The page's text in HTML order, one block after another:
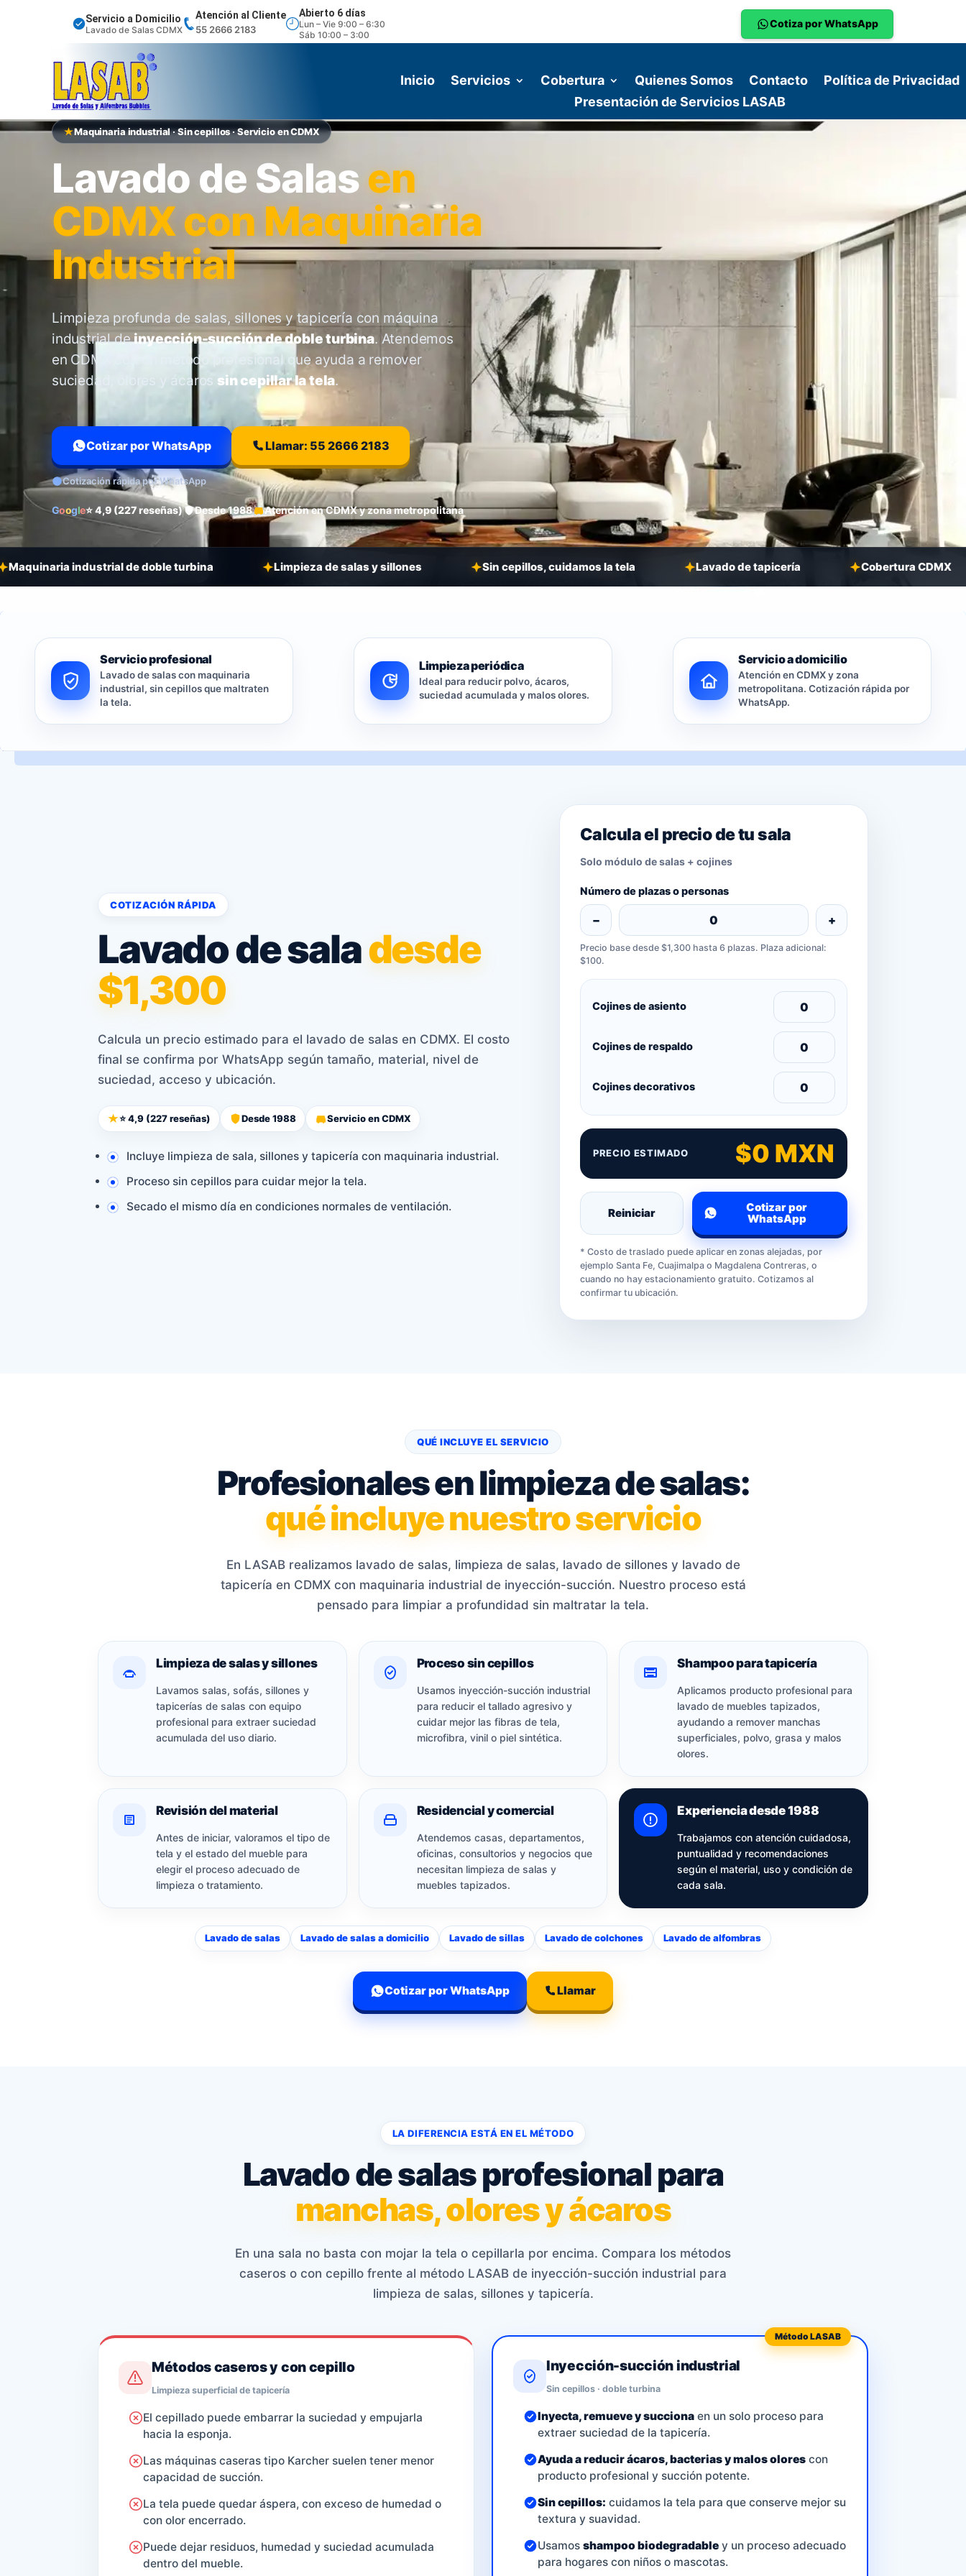
Servicio a Domicilio
Lavado de Salas CDMX
Atención al Cliente
55 2666 2183
Abierto 6 días
Lun – Vie 9:00 – 6:30
Sáb 10:00 – 3:00
Cotiza por WhatsApp
Inicio Servicios Cobertura Quienes Somos Contacto
Política de Privacidad
Presentación de Servicios LASAB
Maquinaria industrial · Sin cepillos · Servicio en CDMX
Lavado de Salasen
CDMX con Maquinaria
Industrial
Limpieza profunda de salas, sillones y tapicería con máquina
industrial deinyección-succión de doble turbina. Atendemos
en CDMX con un método profesional que ayuda a remover
suciedad, olores y ácaros sin cepillar la tela.
Cotizar por WhatsApp Llamar: 55 2666 2183
Cotización rápida por WhatsApp
Google⭐ 4,9 (227 reseñas) Desde 1988 Atención en CDMX y zona metropolitana
industrial de doble turbina Limpieza de salas y sillones Sin cepillos, cuidamos la tela Lavado de tapicería Cobertura CDMX
Servicio profesional
Lavado de salas con maquinaria
industrial, sin cepillos que maltraten
la tela.
Limpieza periódica
Ideal para reducir polvo, ácaros,
suciedad acumulada y malos olores.
Servicio a domicilio
Atención en CDMX y zona
metropolitana. Cotización rápida por
WhatsApp.
COTIZACIÓN RÁPIDA
Lavado de saladesde
$1,300
Calcula un precio estimado para el lavado de salas en CDMX. El costo
final se confirma por WhatsApp según tamaño, material, nivel de
suciedad, acceso y ubicación.
⭐ 4,9 (227 reseñas) Desde 1988 Servicio en CDMX
Incluye limpieza de sala, sillones y tapicería con maquinaria industrial.
Proceso sin cepillos para cuidar mejor la tela.
Secado el mismo día en condiciones normales de ventilación.
Calcula el precio de tu sala
Solo módulo de salas + cojines
Número de plazas o personas
− +
Precio base desde $1,300 hasta 6 plazas. Plaza adicional:
$100.
Cojines de asiento
Cojines de respaldo
Cojines decorativos
PRECIO ESTIMADO $0 MXN
Reiniciar
Cotizar por
WhatsApp
* Costo de traslado puede aplicar en zonas alejadas, por
ejemplo Santa Fe, Cuajimalpa o Magdalena Contreras, o
cuando no hay estacionamiento gratuito. Cotizamos al
confirmar tu ubicación.
QUÉ INCLUYE EL SERVICIO
Profesionales en limpieza de salas:
qué incluye nuestro servicio
En LASAB realizamos lavado de salas, limpieza de salas, lavado de sillones y lavado de
tapicería en CDMX con maquinaria industrial de inyección-succión. Nuestro proceso está
pensado para limpiar a profundidad sin maltratar la tela.
Limpieza de salas y sillones
Lavamos salas, sofás, sillones y
tapicerías de salas con equipo
profesional para extraer suciedad
acumulada del uso diario.
Proceso sin cepillos
Usamos inyección-succión industrial
para reducir el tallado agresivo y
cuidar mejor las fibras de tela,
microfibra, vinil o piel sintética.
Shampoo para tapicería
Aplicamos producto profesional para
lavado de muebles tapizados,
ayudando a remover manchas
superficiales, polvo, grasa y malos
olores.
Revisión del material
Antes de iniciar, valoramos el tipo de
tela y el estado del mueble para
elegir el proceso adecuado de
limpieza o tratamiento.
Residencial y comercial
Atendemos casas, departamentos,
oficinas, consultorios y negocios que
necesitan limpieza de salas y
muebles tapizados.
Experiencia desde 1988
Trabajamos con atención cuidadosa,
puntualidad y recomendaciones
según el material, uso y condición de
cada sala.
Lavado de salas Lavado de salas a domicilio Lavado de sillas Lavado de colchones Lavado de alfombras
Cotizar por WhatsApp Llamar
LA DIFERENCIA ESTÁ EN EL MÉTODO
Lavado de salas profesional para
manchas, olores y ácaros
En una sala no basta con mojar la tela o cepillarla por encima. Compara los métodos
caseros o con cepillo frente al método LASAB de inyección-succión industrial para
limpieza de salas, sillones y tapicería.
Métodos caseros y con cepillo
Limpieza superficial de tapicería
El cepillado puede embarrar la suciedad y empujarla
hacia la esponja.
Las máquinas caseras tipo Karcher suelen tener menor
capacidad de succión.
La tela puede quedar áspera, con exceso de humedad o
con olor encerrado.
Puede dejar residuos, humedad y suciedad acumulada
dentro del mueble.
Método LASAB
Inyección-succión industrial
Sin cepillos · doble turbina
Inyecta, remueve y succiona en un solo proceso para
extraer suciedad de la tapicería.
Ayuda a reducir ácaros, bacterias y malos olores con
producto profesional y succión potente.
Sin cepillos: cuidamos la tela para que conserve mejor su
textura y suavidad.
Usamos shampoo biodegradable y un proceso adecuado
para hogares con niños o mascotas.